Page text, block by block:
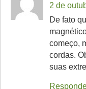
2 de
De fato
começo,
cordas.
suas